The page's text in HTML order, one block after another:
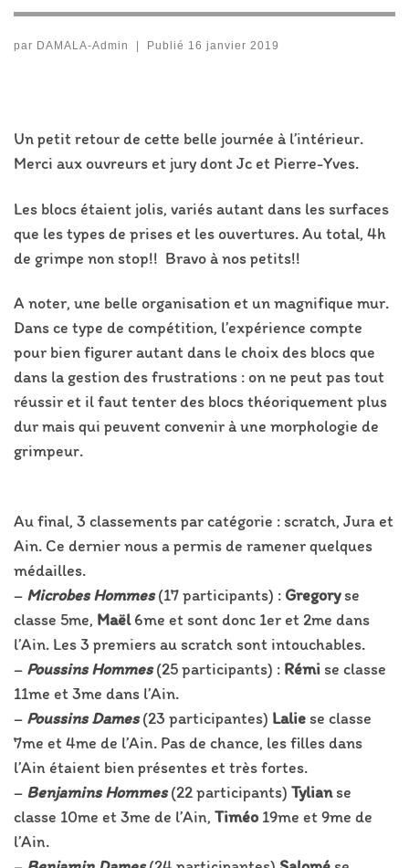
par DAMALA-Admin Publié 16 janvier 2019
Un petit retour de cette belle journée à l’intérieur.
Merci aux ouvreurs et jury dont Jc et Pierre-Yves.
Les blocs étaient jolis, variés autant dans les surfaces
que les types de prises et les ouvertures. Au total, 4h
de grimpe non stop!! Bravo à nos petits!!
A noter, une belle organisation et un magnifique mur.
Dans ce type de compétition, l’expérience compte
pour bien figurer autant dans le choix des blocs que
dans la gestion des frustrations : on ne peut pas tout
réussir et il faut tenter des blocs théoriquement plus
dur mais qui peuvent convenir à une morphologie de
grimpeur.
Au final, 3 classements par catégorie : scratch, Jura et
Ain. Ce dernier nous a permis de ramener quelques
médailles.
– Microbes Hommes(17 participants) : Gregoryse
classe 5me, Maël6me et sont donc 1er et 2me dans
l’Ain. Les 3 premiers au scratch sont intouchables.
– Poussins Hommes(25 participants) : Rémi se classe
11me et 3me dans l’Ain.
– Poussins Dames(23 participantes) Lalie se classe
7me et 4me de l’Ain. Pas de chance, les filles dans
l’Ain étaient bien présentes et très fortes.
– Benjamins Hommes(22 participants) Tylianse
classe 10me et 3me de l’Ain, Timéo 19me et 9me de
l’Ain.